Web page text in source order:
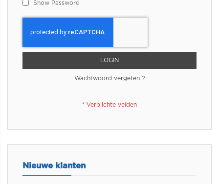
Show Password
LOGIN
Wachtwoord vergeten ?
Nieuwe klanten